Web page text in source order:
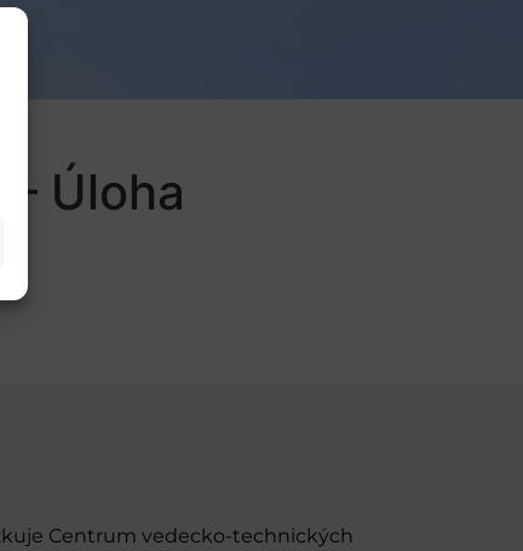
Úloha
Centrum vedecko-technických